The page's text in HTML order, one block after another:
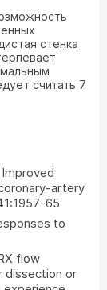
стенка
считать 7
Improved
artery
65
to
flow
dissection or